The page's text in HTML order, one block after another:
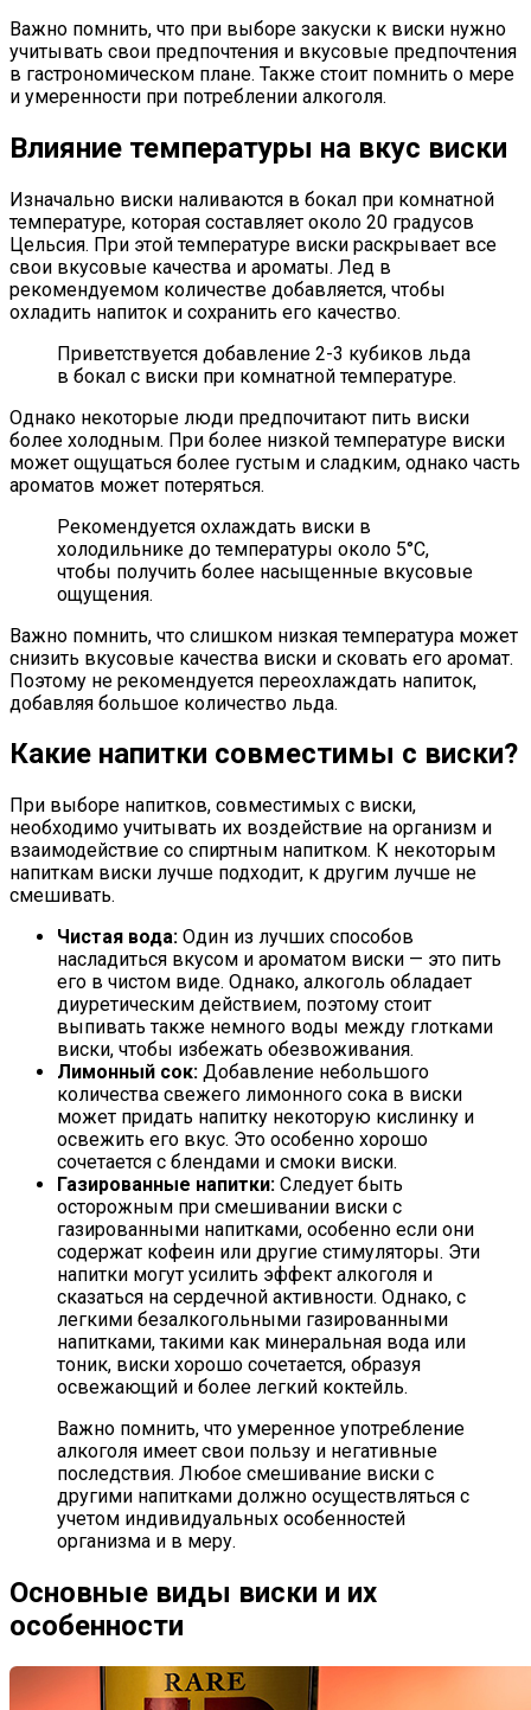
Важно помнить, что при выборе закуски к виски нужно
учитывать свои предпочтения и вкусовые предпочтения
в гастрономическом плане. Также стоит помнить о мере
и умеренности при потреблении алкоголя.
Влияние температуры на вкус виски
Изначально виски наливаются в бокал при комнатной
температуре, которая составляет около 20 градусов
Цельсия. При этой температуре виски раскрывает все
свои вкусовые качества и ароматы. Лед в
рекомендуемом количестве добавляется, чтобы
охладить напиток и сохранить его качество.
Приветствуется добавление 2-3 кубиков льда
в бокал с виски при комнатной температуре.
Однако некоторые люди предпочитают пить виски
более холодным. При более низкой температуре виски
может ощущаться более густым и сладким, однако часть
ароматов может потеряться.
Рекомендуется охлаждать виски в
холодильнике до температуры около 5°С,
чтобы получить более насыщенные вкусовые
ощущения.
Важно помнить, что слишком низкая температура может
снизить вкусовые качества виски и сковать его аромат.
Поэтому не рекомендуется переохлаждать напиток,
добавляя большое количество льда.
Какие напитки совместимы с виски?
При выборе напитков, совместимых с виски,
необходимо учитывать их воздействие на организм и
взаимодействие со спиртным напитком. К некоторым
напиткам виски лучше подходит, к другим лучше не
смешивать.
Чистая вода: Один из лучших способов
насладиться вкусом и ароматом виски — это пить
его в чистом виде. Однако, алкоголь обладает
диуретическим действием, поэтому стоит
выпивать также немного воды между глотками
виски, чтобы избежать обезвоживания.
Лимонный сок: Добавление небольшого
количества свежего лимонного сока в виски
может придать напитку некоторую кислинку и
освежить его вкус. Это особенно хорошо
сочетается с блендами и смоки виски.
Газированные напитки: Следует быть
осторожным при смешивании виски с
газированными напитками, особенно если они
содержат кофеин или другие стимуляторы. Эти
напитки могут усилить эффект алкоголя и
сказаться на сердечной активности. Однако, с
легкими безалкогольными газированными
напитками, такими как минеральная вода или
тоник, виски хорошо сочетается, образуя
освежающий и более легкий коктейль.
Важно помнить, что умеренное употребление
алкоголя имеет свои пользу и негативные
последствия. Любое смешивание виски с
другими напитками должно осуществляться с
учетом индивидуальных особенностей
организма и в меру.
Основные виды виски и их
особенности